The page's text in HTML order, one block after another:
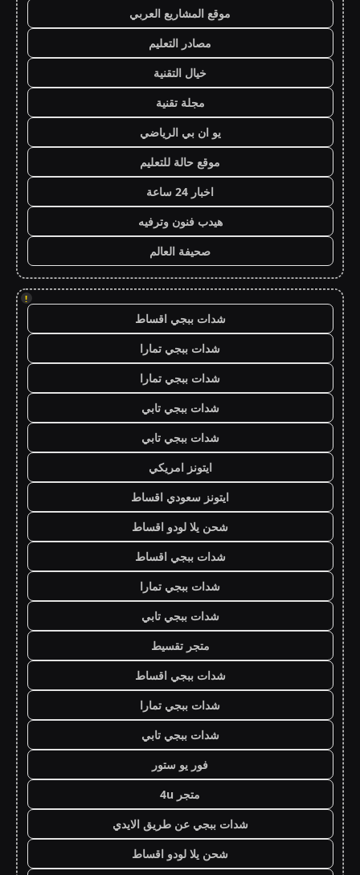
موقع المشاريع العربي
مصادر التعليم
خيال التقنية
مجلة تقنية
يو ان بي الرياضي
موقع حالة للتعليم
اخبار 24 ساعة
هيدب فنون وترفيه
صحيفة العالم
!
شدات ببجي اقساط
شدات ببجي تمارا
شدات ببجي تمارا
شدات ببجي تابي
شدات ببجي تابي
ايتونز امريكي
ايتونز سعودي اقساط
شحن يلا لودو اقساط
شدات ببجي اقساط
شدات ببجي تمارا
شدات ببجي تابي
متجر تقسيط
شدات ببجي اقساط
شدات ببجي تمارا
شدات ببجي تابي
فور يو ستور
متجر 4u
شدات ببجي عن طريق الايدي
شحن يلا لودو اقساط